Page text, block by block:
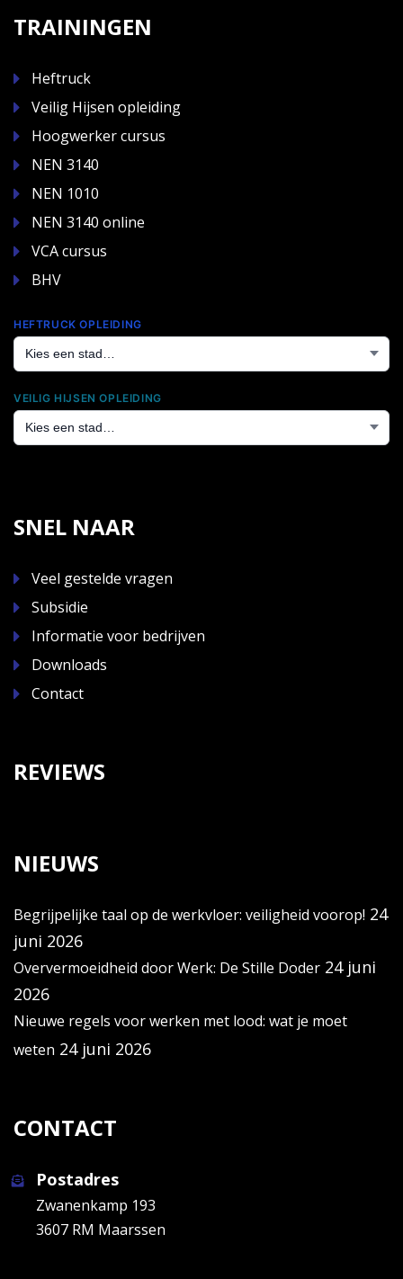
TRAININGEN
Heftruck
Veilig Hijsen opleiding
Hoogwerker cursus
NEN 3140
NEN 1010
NEN 3140 online
VCA cursus
BHV
HEFTRUCK OPLEIDING
VEILIG HIJSEN OPLEIDING
SNEL NAAR
Veel gestelde vragen
Subsidie
Informatie voor bedrijven
Downloads
Contact
REVIEWS
NIEUWS
Begrijpelijke taal op de werkvloer: veiligheid voorop! 24
juni 2026
Oververmoeidheid door Werk: De Stille Doder 24 juni
2026
Nieuwe regels voor werken met lood: wat je moet
weten 24 juni 2026
CONTACT
Postadres
Zwanenkamp 193
3607 RM Maarssen